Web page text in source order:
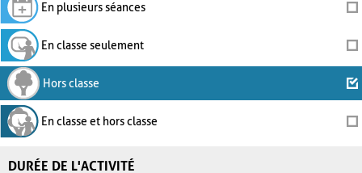
En plusieurs séances
En classe seulement
Hors classe
En classe et hors classe
DURÉE DE L'ACTIVITÉ